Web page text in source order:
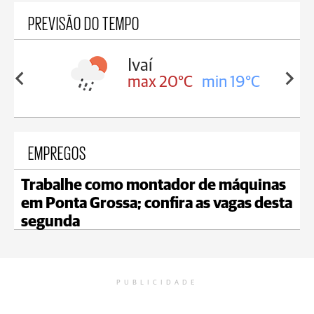
PREVISÃO DO TEMPO
17°C
Ivaí
max 20°C min 19°C
EMPREGOS
Trabalhe como montador de máquinas
em Ponta Grossa; confira as vagas desta
segunda
PUBLICIDADE